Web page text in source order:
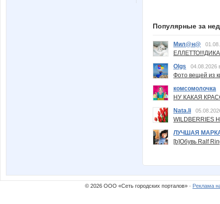
Популярные за
Мил@н@
Olgs
04.08.2026
Фото вещей из
комсомолочка
НУ КАКАЯ
Nata.li
ЛУЧШАЯ
[b]Обувь Ralf
© 2026 ООО «Сеть городских порталов» · Реклама